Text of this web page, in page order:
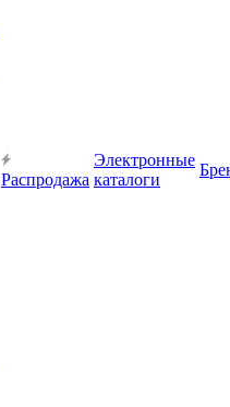
Распродажа
Электронные
каталоги